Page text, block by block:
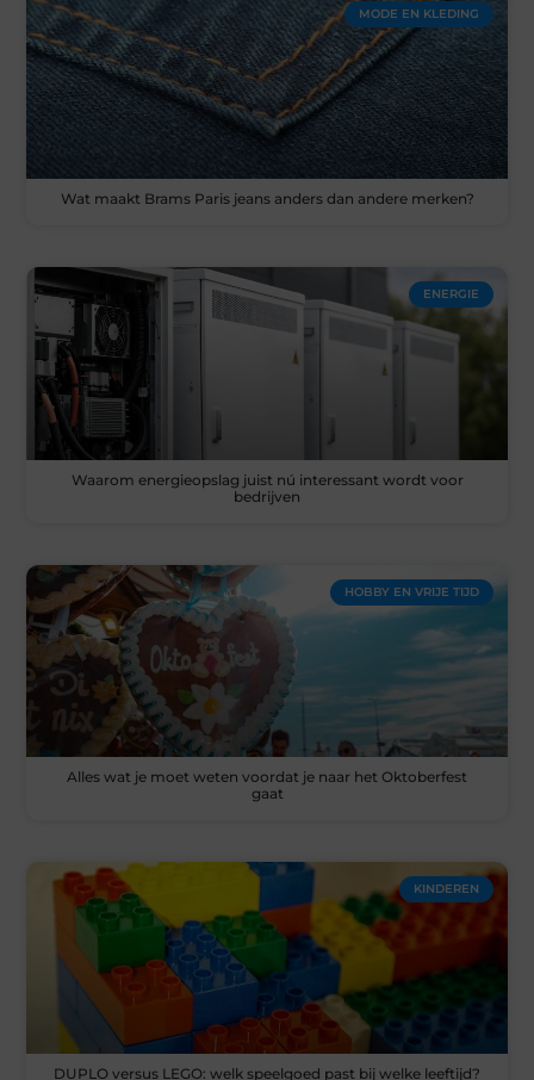
MODE EN KLEDING
Wat maakt Brams Paris jeans anders dan andere merken?
ENERGIE
Waarom energieopslag juist nú interessant wordt voor
bedrijven
HOBBY EN VRIJE TIJD
Alles wat je moet weten voordat je naar het Oktoberfest
gaat
KINDEREN
DUPLO versus LEGO: welk speelgoed past bij welke leeftijd?